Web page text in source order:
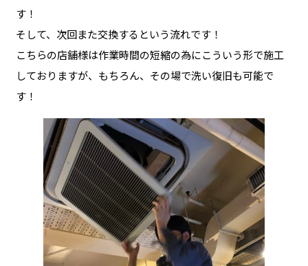
す！
そして、次回また交換するという流れです！
こちらの店舗様は作業時間の短縮の為にこういう形で施工
しておりますが、もちろん、その場で洗い復旧も可能で
す！